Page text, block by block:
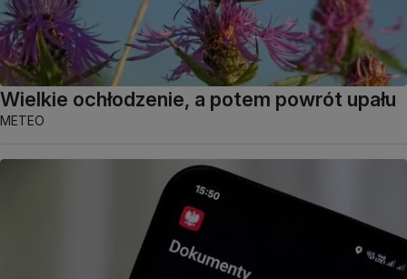
Wielkie ochłodzenie, a potem powrót upału
METEO